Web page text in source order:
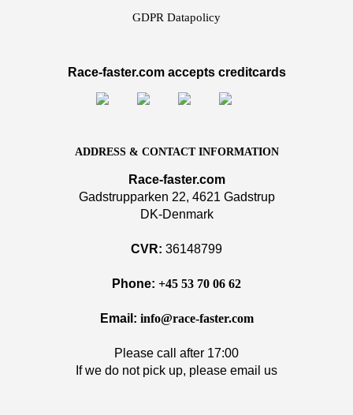
GDPR Datapolicy
Race-faster.com accepts creditcards
ADDRESS & CONTACT INFORMATION
Race-faster.com
Gadstrupparken 22, 4621 Gadstrup
DK-Denmark
CVR: 36148799
Phone: +45 53 70 06 62
Email: info@race-faster.com
Please call after 17:00
If we do not pick up, please email us